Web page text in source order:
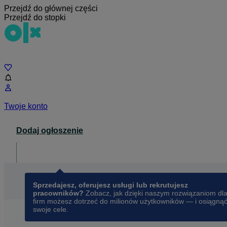
Przejdź do głównej części
Przejdź do stopki
Twoje konto
Dodaj ogłoszenie
Sprzedajesz, oferujesz usługi lub rekrutujesz
pracowników? Zobacz, jak dzięki naszym rozwiązaniom dla
firm możesz dotrzeć do milionów użytkowników — i osiągnąć
swoje cele.